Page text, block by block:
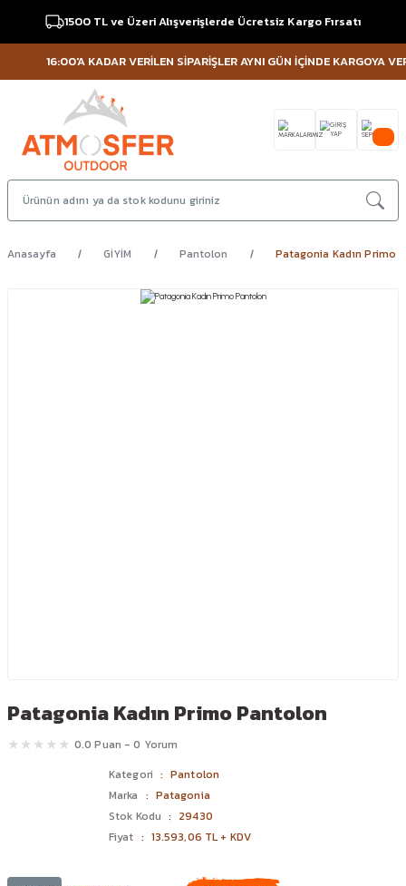
1500 TL ve Üzeri Alışverişlerde Ücretsiz Kargo Fırsatı
16:00'A KADAR VERİLEN SİPARİŞLER AYNI GÜN İÇİNDE KARGOYA
Anasayfa GİYİM Pantolon Patagonia Kadın Primo
Patagonia Kadın Primo Pantolon
0.0 Puan - 0 Yorum
Kategori
Pantolon
Marka
Patagonia
Stok Kodu
29430
Fiyat
13.593,06 TL + KDV